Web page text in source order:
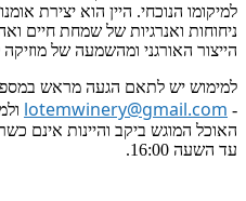
למיקומו הנוכחי. היין הוא יצירת
ניחוחות ואנרגיות של שמחת חיים
הייצור האורגני ומהשמעה של מוזיקה
-
lotemwinery@gmail.com
האוכל המוגש ביקב והיינות אינם
עד השעה 16:00.